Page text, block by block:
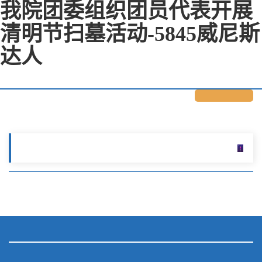
我院团委组织团员代表开展
清明节扫墓活动-5845威尼斯
达人